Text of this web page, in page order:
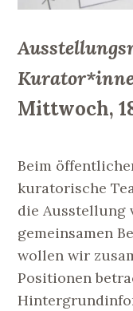
Mittwoch,
Beim
kuratorische
die Ausstellung
gemeinsamen
wollen wir
Positionen